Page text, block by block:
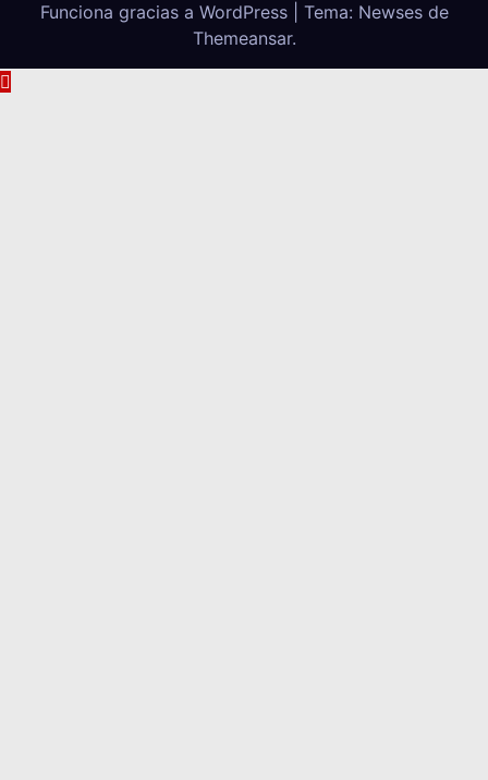
Funciona gracias a WordPress
Tema: Newses de
Themeansar.